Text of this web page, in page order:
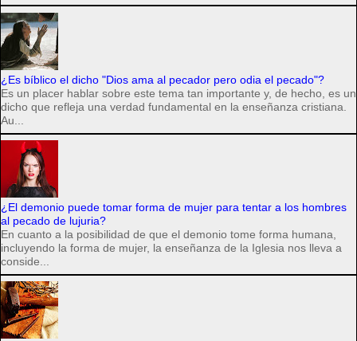
¿Es bíblico el dicho "Dios ama al pecador pero odia el pecado"?
Es un placer hablar sobre este tema tan importante y, de hecho, es un
dicho que refleja una verdad fundamental en la enseñanza cristiana.
Au...
¿El demonio puede tomar forma de mujer para tentar a los hombres
al pecado de lujuria?
En cuanto a la posibilidad de que el demonio tome forma humana,
incluyendo la forma de mujer, la enseñanza de la Iglesia nos lleva a
conside...